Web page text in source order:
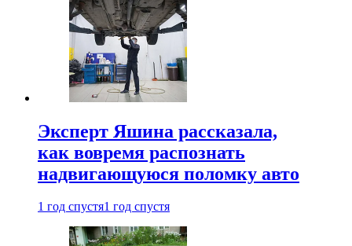
Эксперт Яшина рассказала,
как вовремя распознать
надвигающуюся поломку авто
1 год спустя1 год спустя